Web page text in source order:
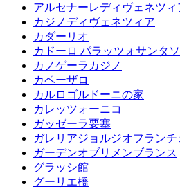
アルセナーレディヴェネツィ
カジノディヴェネツィア
カダーリオ
カドーロ パラッツォサンタ
カノゲーラカジノ
カペーザロ
カルロゴルドーニの家
カレッツォーニコ
ガッゼーラ要塞
ガレリアジョルジオフラン
ガーデンオブリメンブランス
グラッシ館
グーリエ橋